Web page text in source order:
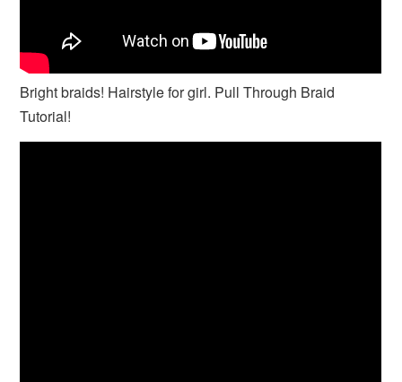
Bright braids! Hairstyle for girl. Pull Through Braid
Tutorial!